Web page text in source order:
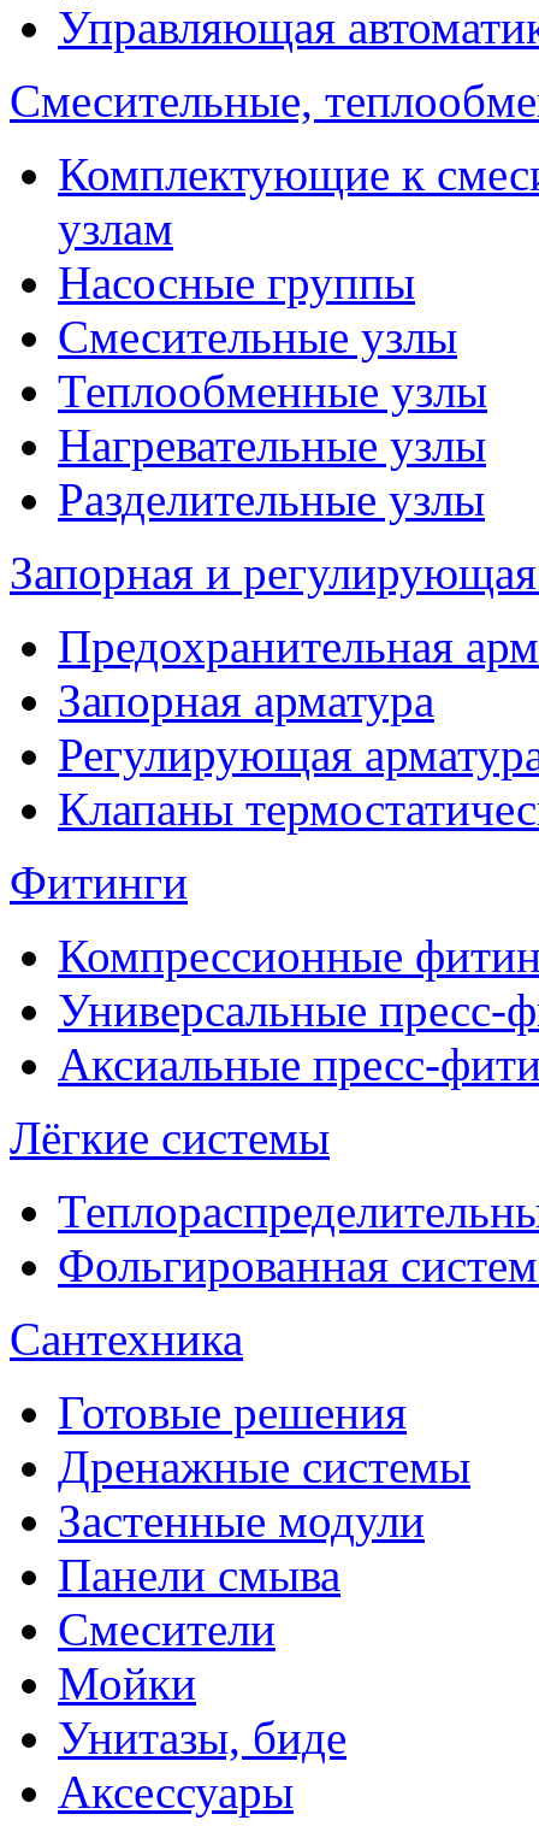
Управляющая
Смесительные,
Комплектующие к
узлам
Насосные группы
Смесительные узлы
Теплообменные узлы
Нагревательные узлы
Разделительные узлы
Запорная и
Предохранительная
Запорная арматура
Регулирующая
Клапаны
Фитинги
Компрессионные
Универсальные пресс-
Аксиальные пресс-
Лёгкие системы
Фольгированная
Сантехника
Готовые решения
Дренажные системы
Застенные модули
Панели смыва
Смесители
Мойки
Унитазы, биде
Аксессуары